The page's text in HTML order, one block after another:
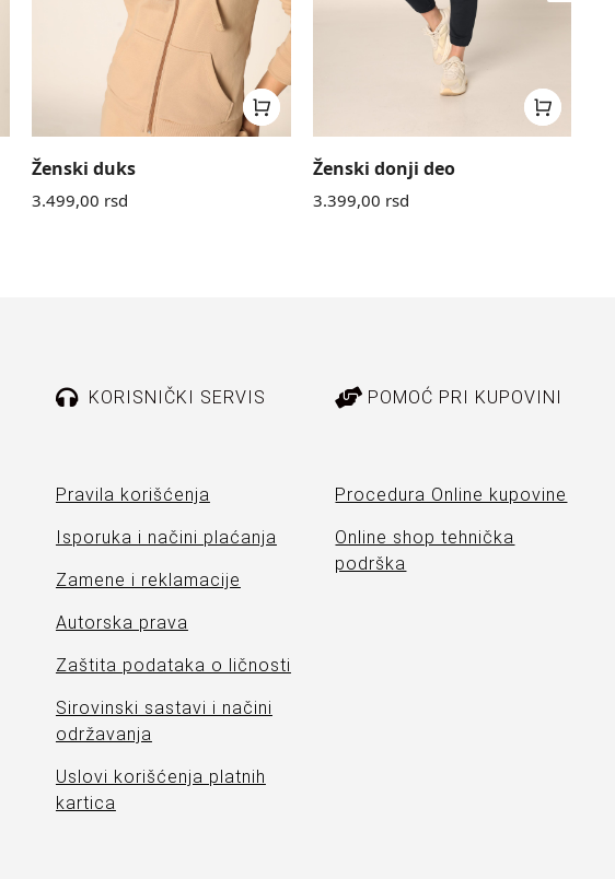
Ženski duks
3.499,00 rsd
Ženski donji deo
3.399,00 rsd
KORISNIČKI SERVIS
Pravila korišćenja
Isporuka i načini plaćanja
Zamene i reklamacije
Autorska prava
Zaštita podataka o ličnosti
Sirovinski sastavi i načini
održavanja
Uslovi korišćenja platnih
kartica
POMOĆ PRI KUPOVINI
Procedura Online kupovine
Online shop tehnička
podrška